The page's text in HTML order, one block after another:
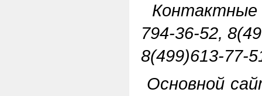
794-36-52,
8(499)613-77-
Основной